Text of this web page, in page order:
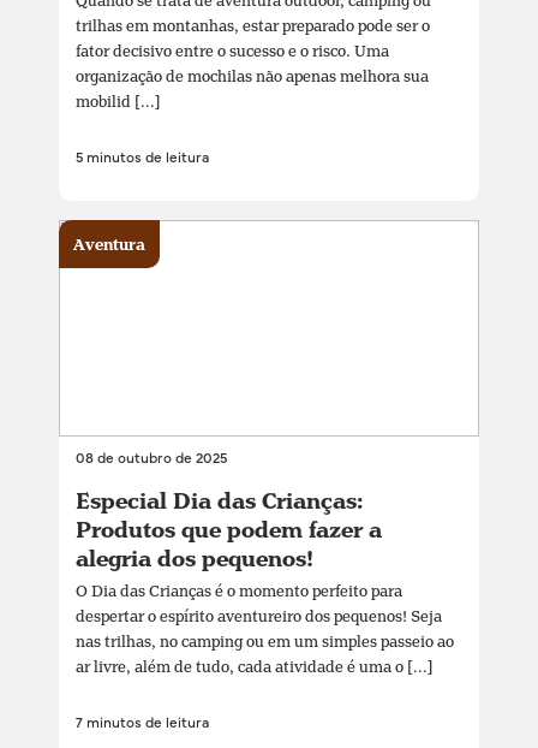
trilhas em montanhas, estar preparado pode ser o
fator decisivo entre o sucesso e o risco. Uma
organização de mochilas não apenas melhora sua
mobilid [...]
5 minutos de leitura
08 de outubro de 2025
Especial Dia das Crianças:
Produtos que podem fazer a
alegria dos pequenos!
O Dia das Crianças é o momento perfeito para
despertar o espírito aventureiro dos pequenos! Seja
nas trilhas, no camping ou em um simples passeio ao
ar livre, além de tudo, cada atividade é uma o [...]
7 minutos de leitura
Aventura